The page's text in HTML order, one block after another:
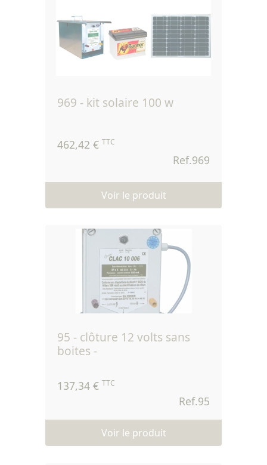
969 - kit solaire 100 w
462,42 € TTC
Ref.969
Voir le produit
95 - clôture 12 volts sans
boites -
137,34 € TTC
Ref.95
Voir le produit